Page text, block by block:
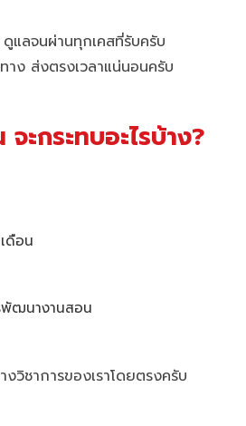
แลจนผ่านทุกเคสที่รับครับ
าง ส่งตรงเวลาแน่นอนครับ
จะกระทบอะไรบ้าง?
ดือน
พัฒนางานสอน
ชาการของเราโดยตรงครับ